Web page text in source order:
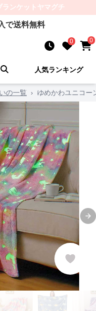
ランケットヤマグチ
で送料無料
0 0
人気ランキング
の一覧 › ゆめかわユニコー